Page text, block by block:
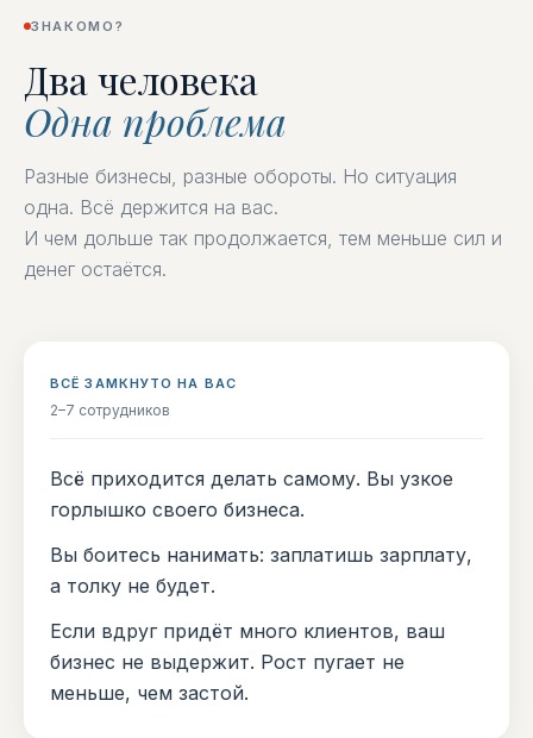
ЗНАКОМО?
Два человекa
Одна проблема
Разные бизнесы, разные обороты. Но ситуация
одна. Всё держится на вас.
И чем дольше так продолжается, тем меньше сил и
денег остаётся.
ВСЁ ЗАМКНУТО НА ВАС
2–7 сотрудников
Всё приходится делать самому. Вы узкое
горлышко своего бизнеса.
Вы боитесь нанимать: заплатишь зарплату,
а толку не будет.
Если вдруг придёт много клиентов, ваш
бизнес не выдержит. Рост пугает не
меньше, чем застой.